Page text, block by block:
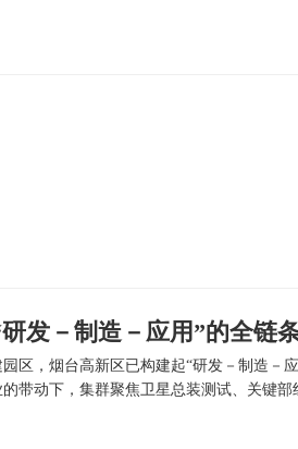
发－制造－应用”的全链
区，烟台高新区已构建起“研发－制造－
带动下，集群聚焦卫星总装测试、关键